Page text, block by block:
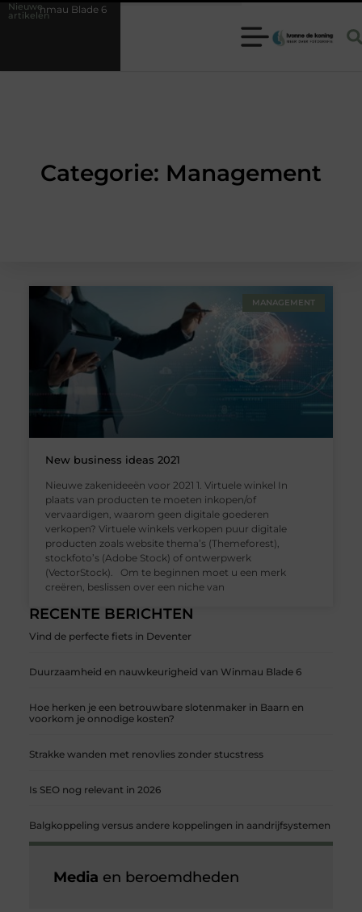
Nieuwe
artikelen
Winmau Blade 6
Categorie: Management
RECENTE BERICHTEN
Vind de perfecte fiets in Deventer
Duurzaamheid en nauwkeurigheid van Winmau Blade 6
Hoe herken je een betrouwbare slotenmaker in Baarn en
voorkom je onnodige kosten?
Strakke wanden met renovlies zonder stucstress
Is SEO nog relevant in 2026
Balgkoppeling versus andere koppelingen in aandrijfsystemen
Media en beroemdheden
MANAGEMENT
New business ideas 2021
Nieuwe zakenideeën voor 2021 1. Virtuele winkel In
plaats van producten te moeten inkopen/of
vervaardigen, waarom geen digitale goederen
verkopen? Virtuele winkels verkopen puur digitale
producten zoals website thema’s (Themeforest),
stockfoto’s (Adobe Stock) of ontwerpwerk
(VectorStock). Om te beginnen moet u een merk
creëren, beslissen over een niche van